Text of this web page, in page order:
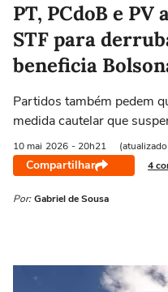
PT, PCdoB e PV
STF para
beneficia
Partidos também pedem
medida cautelar que
10 mai 2026 - 20h21
Compartilhar 4
Por: Gabriel de Sousa